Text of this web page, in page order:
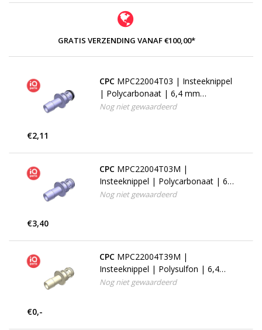
GRATIS VERZENDING VANAF €100,00*
CPC MPC22004T03 | Insteeknippel
| Polycarbonaat | 6,4 mm
slangpilaar | BUNA-N
Nog niet gewaardeerd
€2,11
CPC MPC22004T03M |
Insteeknippel | Polycarbonaat | 6,4
mm slangpilaar | Silicone
Nog niet gewaardeerd
€3,40
CPC MPC22004T39M |
Insteeknippel | Polysulfon | 6,4
mm slangpilaar | Silicone
Nog niet gewaardeerd
€0,-